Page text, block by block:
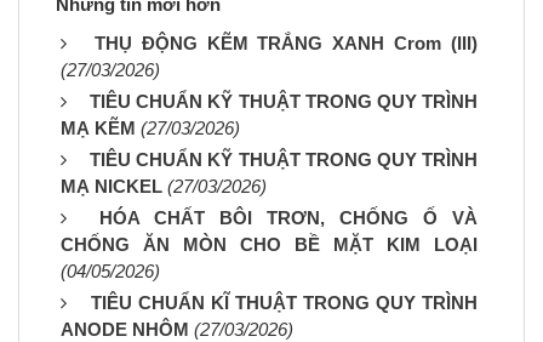
Những tin mới hơn
THỤ ĐỘNG KẼM TRẮNG XANH Crom (III)
(27/03/2026)
TIÊU CHUẨN KỸ THUẬT TRONG QUY TRÌNH
MẠ KẼM (27/03/2026)
TIÊU CHUẨN KỸ THUẬT TRONG QUY TRÌNH
MẠ NICKEL (27/03/2026)
HÓA CHẤT BÔI TRƠN, CHỐNG Ố VÀ
CHỐNG ĂN MÒN CHO BỀ MẶT KIM LOẠI
(04/05/2026)
TIÊU CHUẨN KĨ THUẬT TRONG QUY TRÌNH
ANODE NHÔM (27/03/2026)